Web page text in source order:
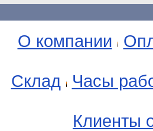
О компании
Склад
Часы
Клиенты